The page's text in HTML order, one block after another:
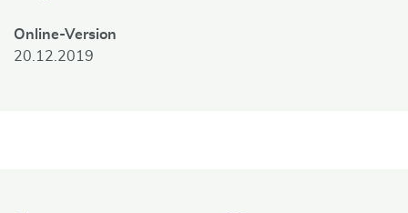
Online-Version
20.12.2019